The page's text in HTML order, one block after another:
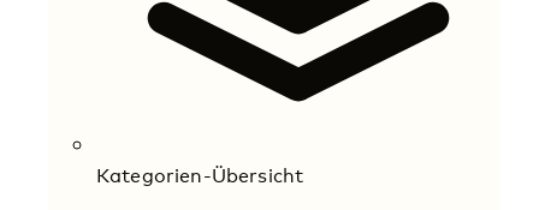
Kategorien-Übersicht